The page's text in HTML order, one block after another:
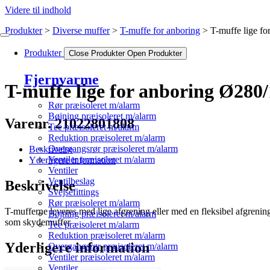
Videre til indhold
Produkter Close Produkter Open Produkter
Fjernvarme
Rør præisoleret m/alarm
Bøjning præisoleret m/alarm
Tee præisoleret m/alarm
Reduktion præisoleret m/alarm
Overgangsrør præisoleret m/alarm
Ventiler præisoleret m/alarm
Ventiler
Ventilbeslag
Svejsefittings
Rør præisoleret m/alarm
Bøjning præisoleret m/alarm
Tee præisoleret m/alarm
Reduktion præisoleret m/alarm
Overgangsrør præisoleret m/alarm
Ventiler præisoleret m/alarm
Ventiler
Produkter Diverse muffer T-muffe for anboring T-muffe lige
T-muffe lige for anboring
Varenr. 21022801808
Beskrivelse
Yderligere information
Beskrivelse
T-mufferne leveres med lige afgrening eller med en fleksibel
som skydemuffer
Yderligere information